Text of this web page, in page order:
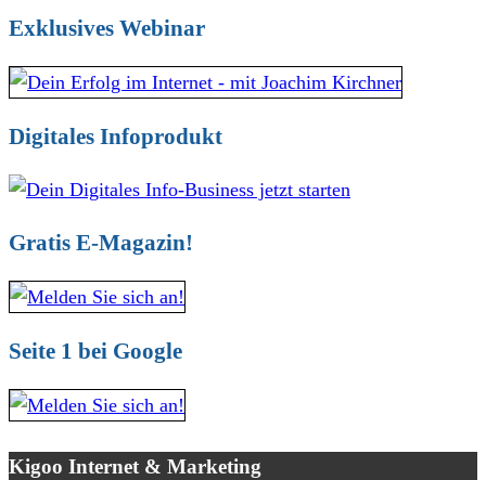
Exklusives Webinar
Digitales Infoprodukt
Gratis E-Magazin!
Seite 1 bei Google
Kigoo Internet & Marketing